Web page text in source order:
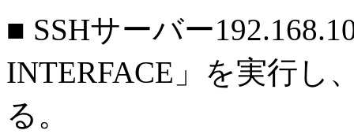
■ SSHサーバー
INTERFACE」を実行し
る。